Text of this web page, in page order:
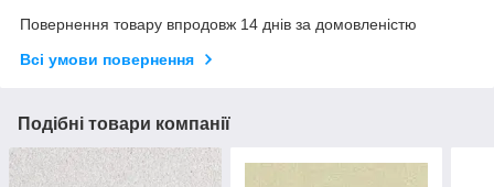
Повернення товару впродовж 14 днів за домовленістю
Всі умови повернення
Подібні товари компанії